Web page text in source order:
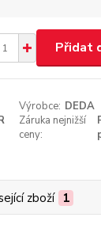
Přidat
Výrobce: DEDA
Záruka nejnižší
ceny:
zboží 1